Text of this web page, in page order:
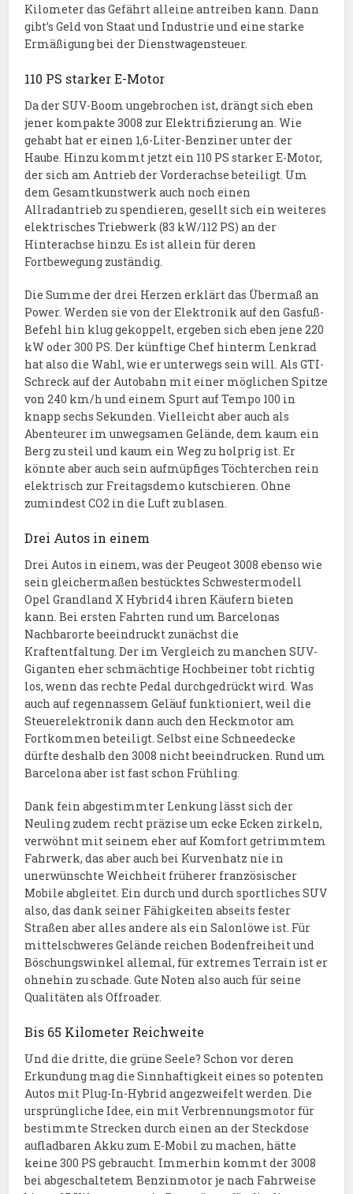
Kilometer das Gefährt alleine antreiben kann. Dann
gibt’s Geld von Staat und Industrie und eine starke
Ermäßigung bei der Dienstwagensteuer.
110 PS starker E-Motor
Da der SUV-Boom ungebrochen ist, drängt sich eben
jener kompakte 3008 zur Elektrifizierung an. Wie
gehabt hat er einen 1,6-Liter-Benziner unter der
Haube. Hinzu kommt jetzt ein 110 PS starker E-Motor,
der sich am Antrieb der Vorderachse beteiligt. Um
dem Gesamtkunstwerk auch noch einen
Allradantrieb zu spendieren, gesellt sich ein weiteres
elektrisches Triebwerk (83 kW/112 PS) an der
Hinterachse hinzu. Es ist allein für deren
Fortbewegung zuständig.
Die Summe der drei Herzen erklärt das Übermaß an
Power. Werden sie von der Elektronik auf den Gasfuß-
Befehl hin klug gekoppelt, ergeben sich eben jene 220
kW oder 300 PS. Der künftige Chef hinterm Lenkrad
hat also die Wahl, wie er unterwegs sein will. Als GTI-
Schreck auf der Autobahn mit einer möglichen Spitze
von 240 km/h und einem Spurt auf Tempo 100 in
knapp sechs Sekunden. Vielleicht aber auch als
Abenteurer im unwegsamen Gelände, dem kaum ein
Berg zu steil und kaum ein Weg zu holprig ist. Er
könnte aber auch sein aufmüpfiges Töchterchen rein
elektrisch zur Freitagsdemo kutschieren. Ohne
zumindest CO2 in die Luft zu blasen.
Drei Autos in einem
Drei Autos in einem, was der Peugeot 3008 ebenso wie
sein gleichermaßen bestücktes Schwestermodell
Opel Grandland X Hybrid4 ihren Käufern bieten
kann. Bei ersten Fahrten rund um Barcelonas
Nachbarorte beeindruckt zunächst die
Kraftentfaltung. Der im Vergleich zu manchen SUV-
Giganten eher schmächtige Hochbeiner tobt richtig
los, wenn das rechte Pedal durchgedrückt wird. Was
auch auf regennassem Geläuf funktioniert, weil die
Steuerelektronik dann auch den Heckmotor am
Fortkommen beteiligt. Selbst eine Schneedecke
dürfte deshalb den 3008 nicht beeindrucken. Rund um
Barcelona aber ist fast schon Frühling.
Dank fein abgestimmter Lenkung lässt sich der
Neuling zudem recht präzise um ecke Ecken zirkeln,
verwöhnt mit seinem eher auf Komfort getrimmtem
Fahrwerk, das aber auch bei Kurvenhatz nie in
unerwünschte Weichheit früherer französischer
Mobile abgleitet. Ein durch und durch sportliches SUV
also, das dank seiner Fähigkeiten abseits fester
Straßen aber alles andere als ein Salonlöwe ist. Für
mittelschweres Gelände reichen Bodenfreiheit und
Böschungswinkel allemal, für extremes Terrain ist er
ohnehin zu schade. Gute Noten also auch für seine
Qualitäten als Offroader.
Bis 65 Kilometer Reichweite
Und die dritte, die grüne Seele? Schon vor deren
Erkundung mag die Sinnhaftigkeit eines so potenten
Autos mit Plug-In-Hybrid angezweifelt werden. Die
ursprüngliche Idee, ein mit Verbrennungsmotor für
bestimmte Strecken durch einen an der Steckdose
aufladbaren Akku zum E-Mobil zu machen, hätte
keine 300 PS gebraucht. Immerhin kommt der 3008
bei abgeschaltetem Benzinmotor je nach Fahrweise